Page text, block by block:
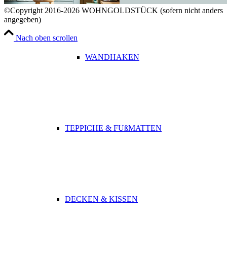
WANDHAKEN
TEPPICHE & FUßMATTEN
DECKEN & KISSEN
©Copyright 2016-2026 WOHNGOLDSTÜCK (sofern nicht anders
angegeben)
Nach oben scrollen